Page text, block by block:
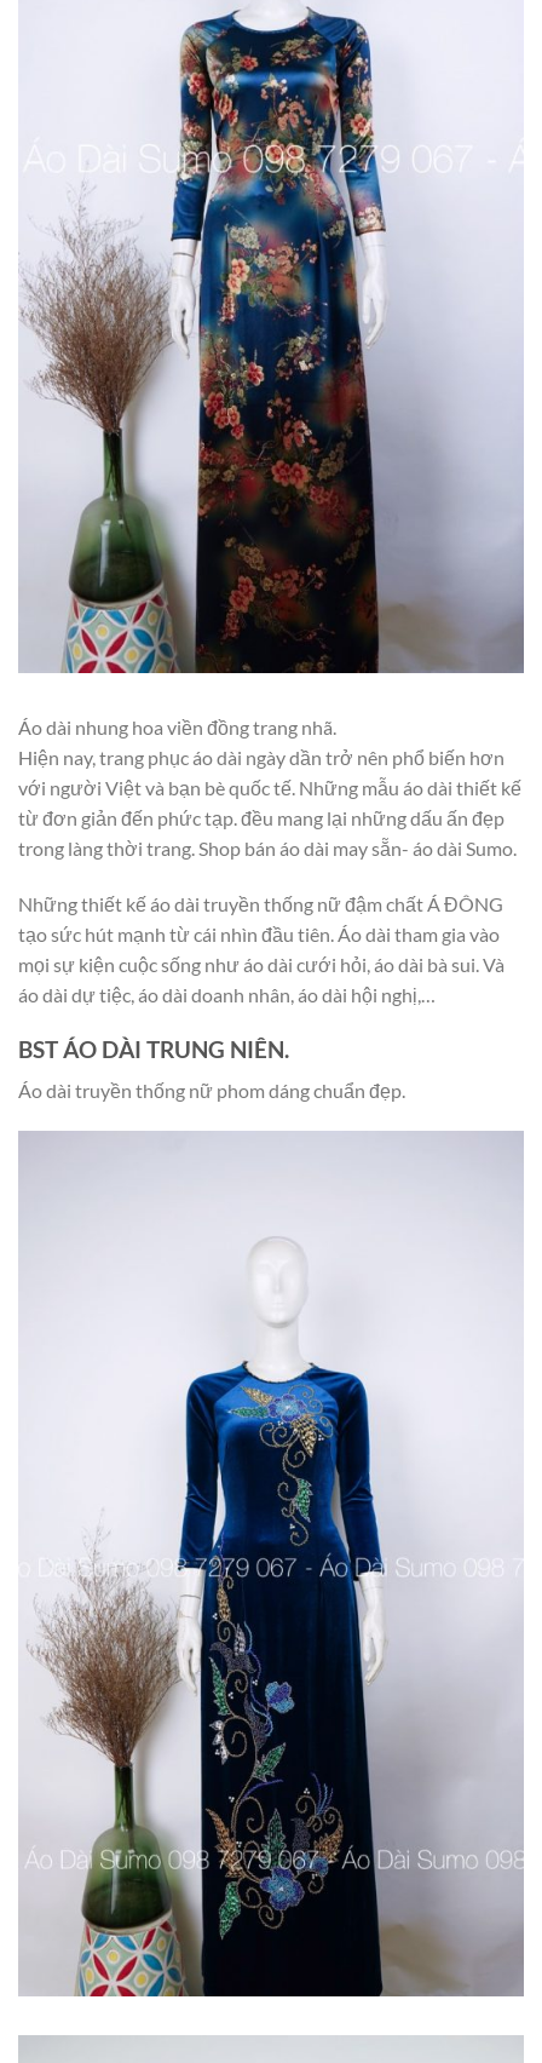
Áo dài nhung hoa viền đồng trang nhã.
Hiện nay, trang phục áo dài ngày dần trở nên phổ biến hơn
với người Việt và bạn bè quốc tế. Những mẫu áo dài thiết kế
từ đơn giản đến phức tạp. đều mang lại những dấu ấn đẹp
trong làng thời trang. Shop bán áo dài may sẵn- áo dài Sumo.
Những thiết kế áo dài truyền thống nữ đậm chất Á ĐÔNG
tạo sức hút mạnh từ cái nhìn đầu tiên. Áo dài tham gia vào
mọi sự kiện cuộc sống như áo dài cưới hỏi, áo dài bà sui. Và
áo dài dự tiệc, áo dài doanh nhân, áo dài hội nghị,…
BST ÁO DÀI TRUNG NIÊN.
Áo dài truyền thống nữ phom dáng chuẩn đẹp.